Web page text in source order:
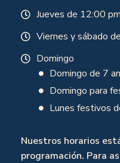
Jueves de 12:00
Viernes y sábado
Domingo
Domingo de 7
Domingo para
Lunes festivos
Nuestros horarios
programación. Para